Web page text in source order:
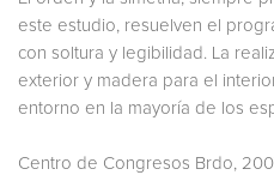
este estudio, resuelven el
con soltura y legibilidad. La
exterior y madera para el
entorno en la mayoría de los
Centro de Congresos Brdo,